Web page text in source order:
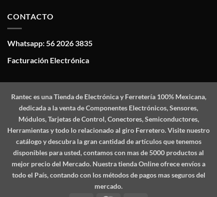
CONTACTO
Whatsapp: 56 2026 3835
Facturación Electrónica
Ranteces una Tienda de Electrónica y Ferretería 100% Mexicana,
dedicada a la venta de Componentes Electrónicos, Sensores,
Módulos, Tarjetas de Control, Conectores, Semiconductores,
Herramientas y todo lo relacionado al giro Ferretero. Visite nuestro
catálogo y descubra la gran cantidad de artículos que tenemos
disponibles para usted, contamos con mas de 5000 productos al
mejor precio del Mercado. Nuestra tienda Online ofrece envíos a
todo el País, contando con los métodos de pagos mas seguros del
mercado.